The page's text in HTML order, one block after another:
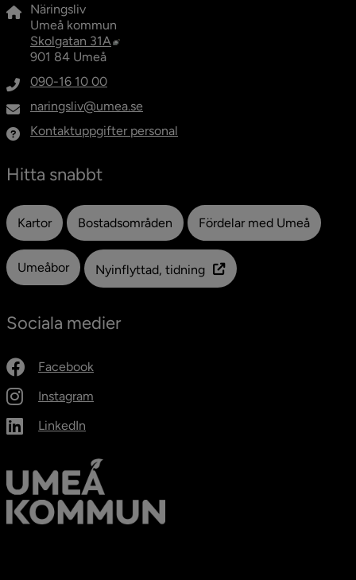
Näringsliv
Umeå kommun
Skolgatan 31A Länk till annan webbplats, öppnas i nytt
901 84 Umeå
090-16 10 00
naringsliv@umea.se
Kontaktuppgifter personal
Hitta snabbt
Kartor Bostadsområden Fördelar med Umeå
Umeåbor Nyinflyttad, tidning
Sociala medier
Facebook
Instagram
LinkedIn